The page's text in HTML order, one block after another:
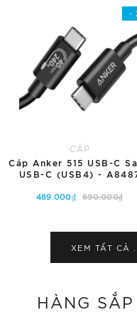
-
CÁP
Cáp Anker 515 USB-C
USB-C (USB4) -
489.000₫ 690.000₫
XEM TẤT CẢ
HÀNG